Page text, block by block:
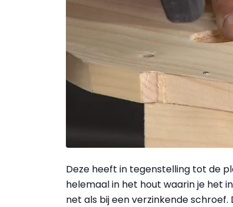
Deze heeft in tegenstelling tot de
helemaal in het hout waarin je het
net als bij een verzinkende